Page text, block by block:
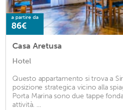
a partire da
86€
Casa Aretusa
Hotel
Questo appartamento si trova a
posizione strategica vicino alla
Porta Marina sono due tappe
attività. ...